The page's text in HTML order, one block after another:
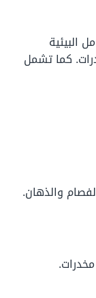
البيئية
كما تشمل
والذهان.